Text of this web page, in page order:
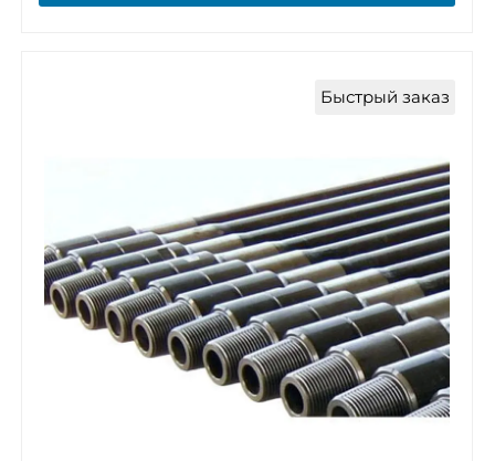
Быстрый заказ